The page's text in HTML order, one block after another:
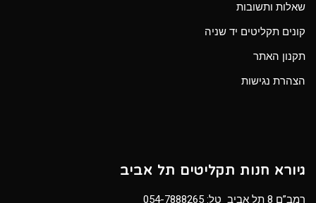
שאלות ותשובות
קונים תקליטים יד שניה
תקנון האתר
הצהרת נגישות
גיורא חנות תקליטים תל אביב
רמב”ם 8 תל אביב טל: 054-7888265